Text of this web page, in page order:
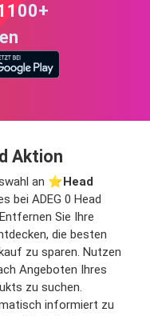
Aktion
an ⭐️ Head
bei ADEG 0 Head
Sie Ihre
die besten
zu sparen. Nutzen
Angeboten Ihres
zu suchen.
informiert zu